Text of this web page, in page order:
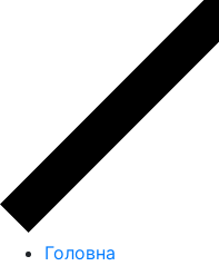
Головна